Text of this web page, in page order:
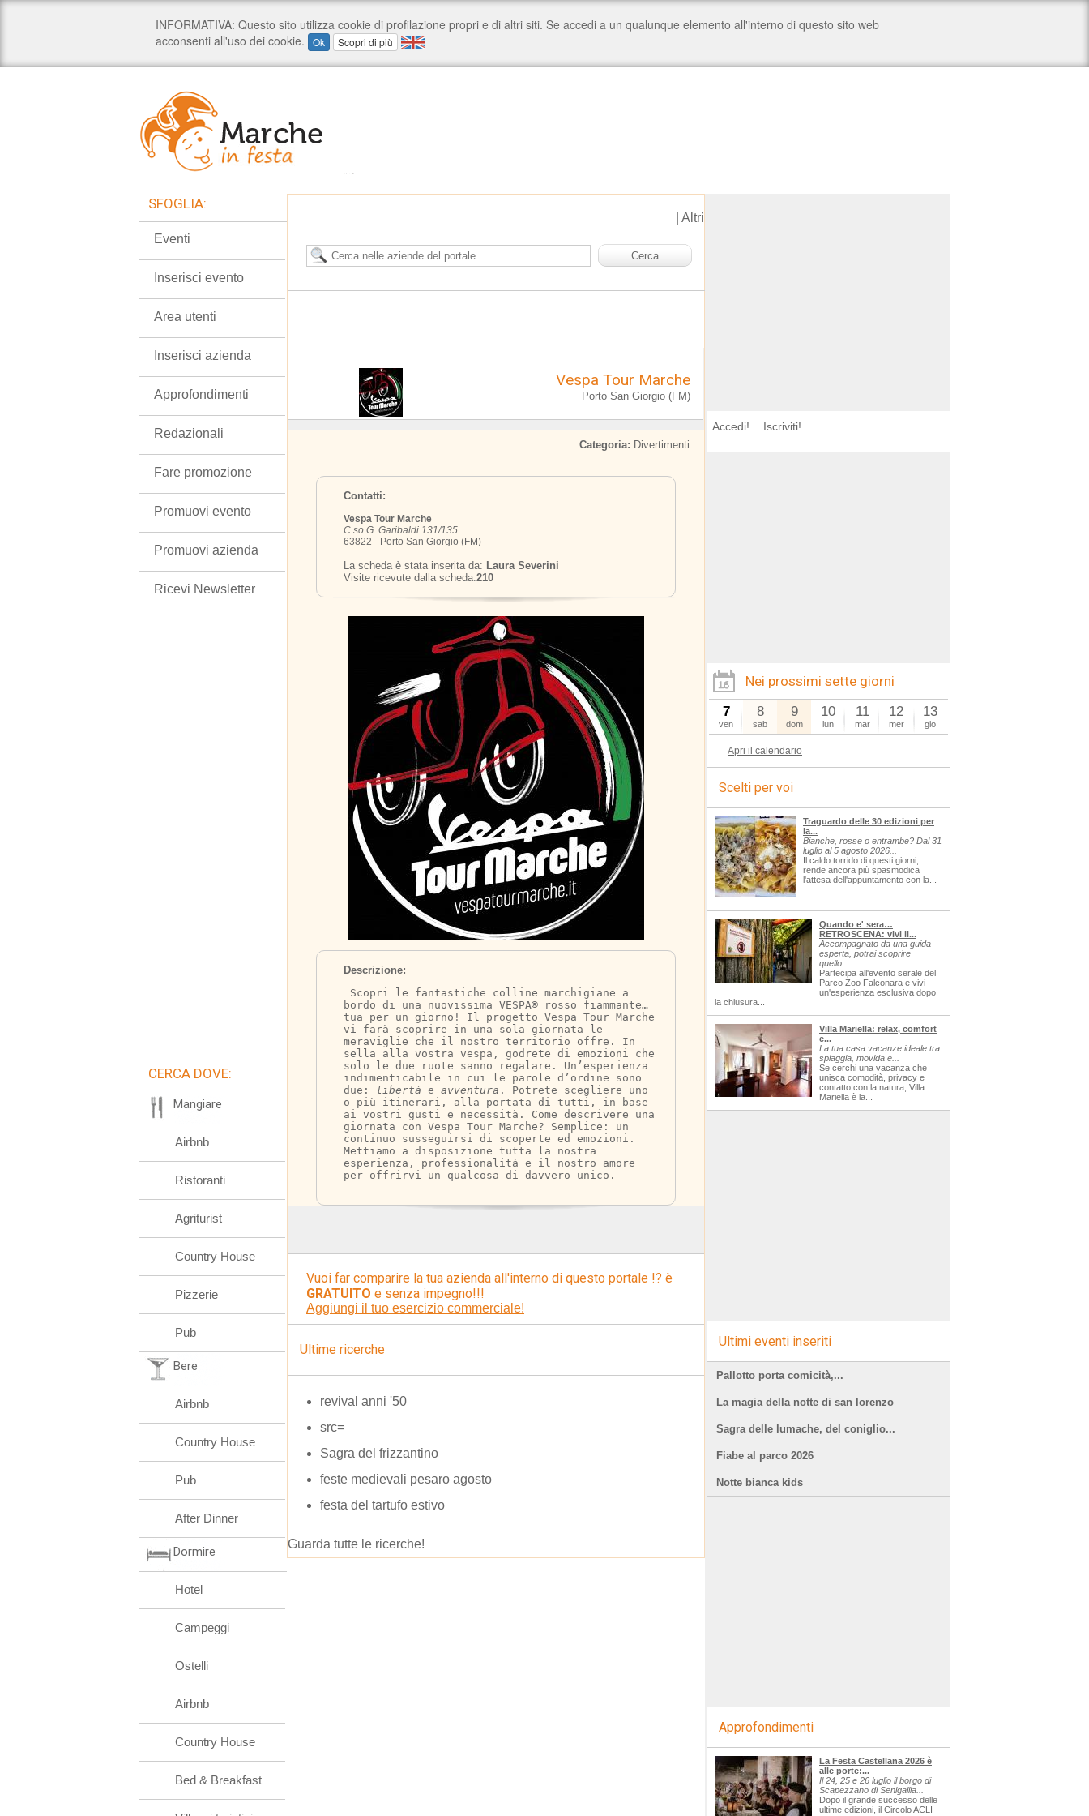
Altri
Vespa Tour Marche
Porto San Giorgio (FM)
Categoria: Divertimenti
Contatti:
Vespa Tour Marche
C.so G. Garibaldi 131/135
63822 - Porto San Giorgio (FM)
La scheda è stata inserita da: Laura Severini
Visite ricevute dalla scheda:210
Descrizione:
Scopri le fantastiche colline marchigiane a
bordo di una nuovissima VESPA® rosso fiammante…
tua per un giorno! Il progetto Vespa Tour Marche
vi farà scoprire in una sola giornata le
meraviglie che il nostro territorio offre. In
sella alla vostra vespa, godrete di emozioni che
solo le due ruote sanno regalare. Un’esperienza
indimenticabile in cui le parole d’ordine sono
due:
libertà e avventura . Potrete scegliere uno
o più itinerari, alla portata di tutti, in base
ai vostri gusti e necessità. Come descrivere una
giornata con Vespa Tour Marche? Semplice: un
continuo susseguirsi di scoperte ed emozioni.
Mettiamo a disposizione tutta la nostra
esperienza, professionalità e il nostro amore
per offrirvi un qualcosa di davvero unico.
Vuoi far comparire la tua azienda all'interno di questo portale !? è
GRATUITO e senza impegno!!!
Aggiungi il tuo esercizio commerciale!
Ultime ricerche
revival anni '50
src=
Sagra del frizzantino
feste medievali pesaro agosto
festa del tartufo estivo
Guarda tutte le ricerche!
SFOGLIA:
Eventi
Inserisci evento
Area utenti
Inserisci azienda
Approfondimenti
Redazionali
Fare promozione
Promuovi evento
Promuovi azienda
Ricevi Newsletter
CERCA DOVE:
Mangiare
Airbnb
Ristoranti
Agriturist
Country House
Pizzerie
Pub
Bere
Airbnb
Country House
Pub
After Dinner
Dormire
Hotel
Campeggi
Ostelli
Airbnb
Country House
Bed & Breakfast
Accedi! Iscriviti!
Nei prossimi sette giorni
7
ven
8
sab
9
dom
10
lun
11
mar
12
mer
13
gio
Apri il calendario
Scelti per voi
Traguardo delle 30 edizioni per
la...
Bianche, rosse o entrambe? Dal 31
luglio al 5 agosto 2026...
Il caldo torrido di questi giorni,
rende ancora più spasmodica
l'attesa dell'appuntamento con la...
Quando e' sera…
RETROSCENA: vivi il...
Accompagnato da una guida
esperta, potrai scoprire
quello...
Partecipa all'evento serale del
Parco Zoo Falconara e vivi
un'esperienza esclusiva dopo
la chiusura...
Villa Mariella: relax, comfort
e...
La tua casa vacanze ideale tra
spiaggia, movida e...
Se cerchi una vacanza che
unisca comodità, privacy e
contatto con la natura, Villa
Mariella è la...
Ultimi eventi inseriti
Pallotto porta comicità,...
La magia della notte di san lorenzo
Sagra delle lumache, del coniglio...
Fiabe al parco 2026
Notte bianca kids
Approfondimenti
La Festa Castellana 2026 è
alle porte:...
Il 24, 25 e 26 luglio il borgo di
Scapezzano di Senigallia...
Dopo il grande successo delle
ultime edizioni, il Circolo ACLI